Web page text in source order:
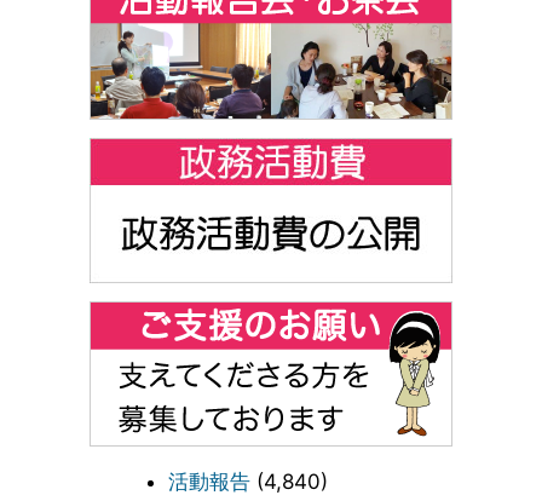
活動報告 (4,840)